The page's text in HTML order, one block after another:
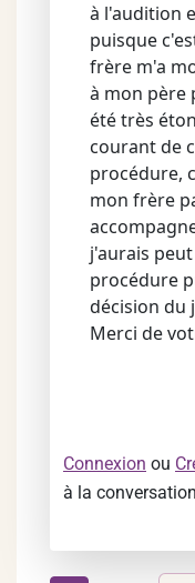
à l'audition
puisque
frère m'a
à mon père
été très
courant de
procédure,
mon frère
j'aurais
procédure
décision du
Merci de
Connexion ou
à la